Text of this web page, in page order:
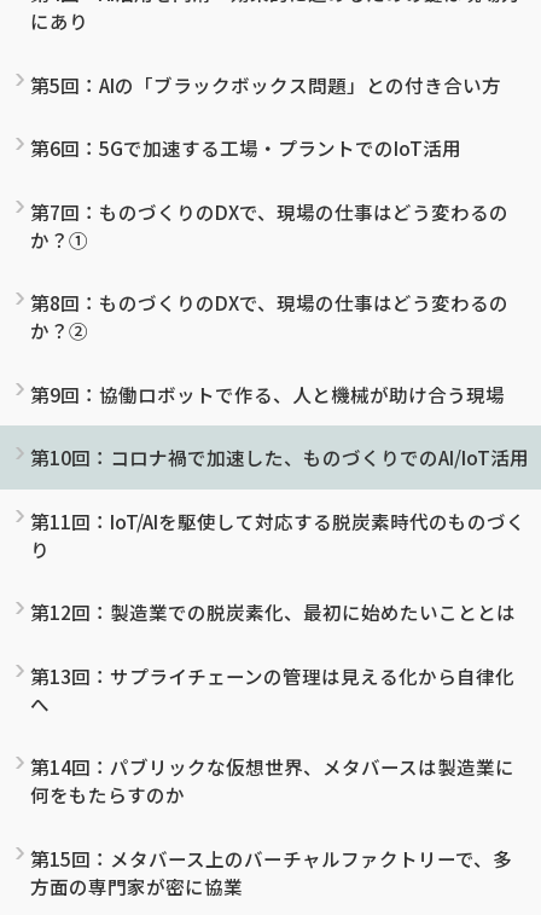
にあり
第5回：AIの「ブラックボックス問題」との付き合い方
第6回：5Gで加速する工場・プラントでのIoT活用
第7回：ものづくりのDXで、現場の仕事はどう変わるの
か？①
第8回：ものづくりのDXで、現場の仕事はどう変わるの
か？②
第9回：協働ロボットで作る、人と機械が助け合う現場
第10回：コロナ禍で加速した、ものづくりでのAI/IoT活用
第11回：IoT/AIを駆使して対応する脱炭素時代のものづく
り
第12回：製造業での脱炭素化、最初に始めたいこととは
第13回：サプライチェーンの管理は見える化から自律化
へ
第14回：パブリックな仮想世界、メタバースは製造業に
何をもたらすのか
第15回：メタバース上のバーチャルファクトリーで、多
方面の専門家が密に協業